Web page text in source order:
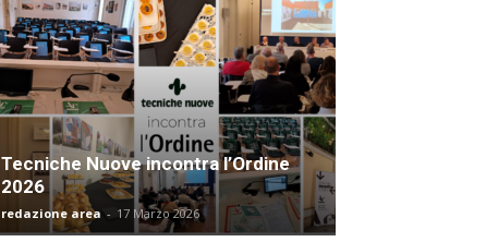
Tecniche Nuove incontra l’Ordine
2026
redazione area - 17 Marzo 2026